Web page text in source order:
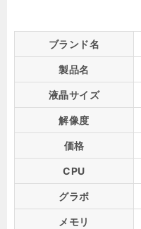
ブランド名
製品名
液晶サイズ
解像度
価格
CPU
グラボ
メモリ